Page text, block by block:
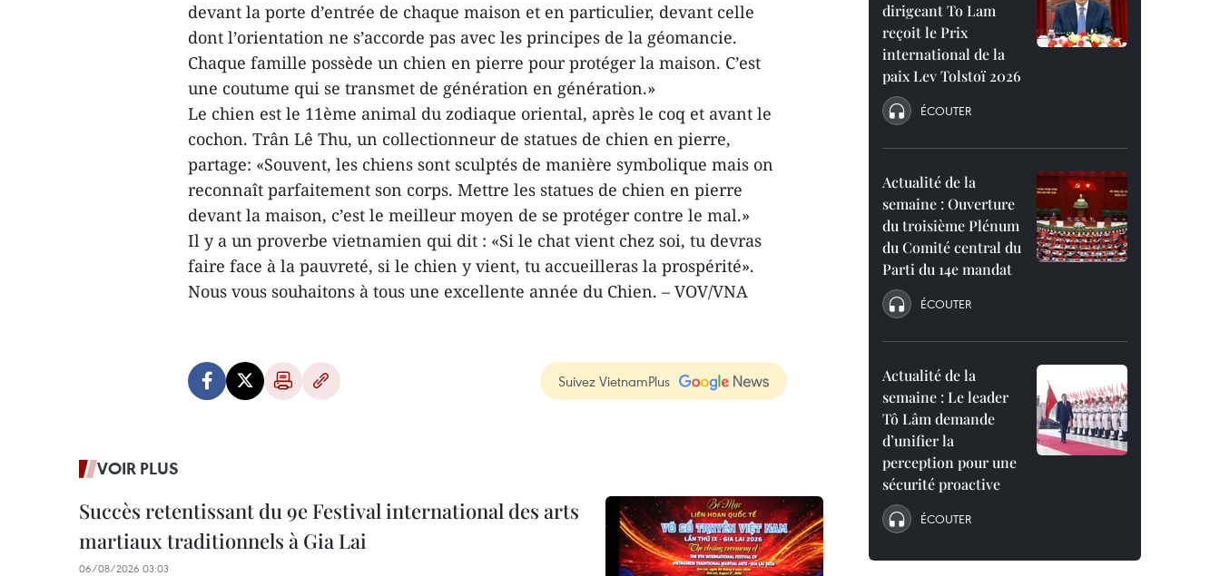
devant la porte d’entrée de chaque maison et en particulier, devant celle
dont l’orientation ne s’accorde pas avec les principes de la géomancie.
Chaque famille possède un chien en pierre pour protéger la maison. C’est
une coutume qui se transmet de génération en génération.»
Le chien est le 11ème animal du zodiaque oriental, après le coq et avant le
cochon. Trân Lê Thu, un collectionneur de statues de chien en pierre,
partage: «Souvent, les chiens sont sculptés de manière symbolique mais on
reconnaît parfaitement son corps. Mettre les statues de chien en pierre
devant la maison, c’est le meilleur moyen de se protéger contre le mal.»
Il y a un proverbe vietnamien qui dit : «Si le chat vient chez soi, tu devras
faire face à la pauvreté, si le chien y vient, tu accueilleras la prospérité».
Nous vous souhaitons à tous une excellente année du Chien. – VOV/VNA
Suivez VietnamPlus
VOIR PLUS
Succès retentissant du 9e Festival international des arts
martiaux traditionnels à Gia Lai
06/08/2026 03:03
dirigeant To Lam
reçoit le Prix
international de la
paix Lev Tolstoï 2026
ÉCOUTER
Actualité de la
semaine : Ouverture
du troisième Plénum
du Comité central du
Parti du 14e mandat
ÉCOUTER
Actualité de la
semaine : Le leader
Tô Lâm demande
d’unifier la
perception pour une
sécurité proactive
ÉCOUTER